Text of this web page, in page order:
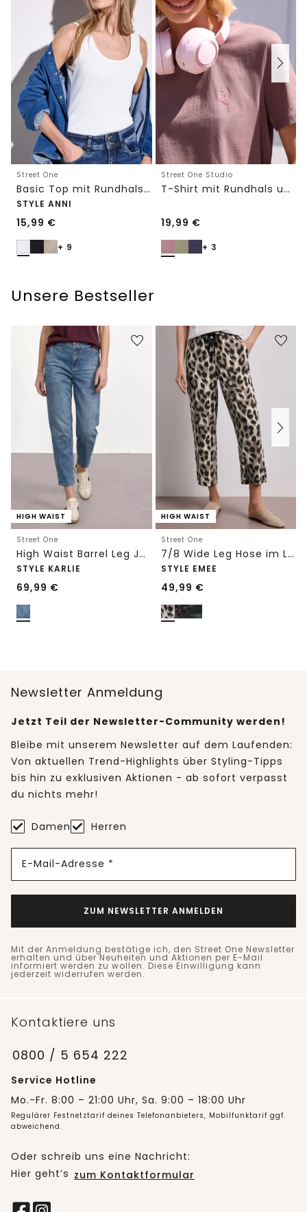
Street One
Basic Top mit Rundhals in Unifarbe
STYLE ANNI
15,99 €
+ 9
Street One Studio
T-Shirt mit Rundhals und Embroidery-Detail
19,99 €
+ 3
Unsere Bestseller
HIGH WAIST
Street One
High Waist Barrel Leg Jeans im Loose Fit
STYLE KARLIE
69,99 €
HIGH WAIST
Street One
7/8 Wide Leg Hose im Loose Fit mit Print
STYLE EMEE
49,99 €
Newsletter Anmeldung
Jetzt Teil der Newsletter-Community werden!
Bleibe mit unserem Newsletter auf dem Laufenden:
Von aktuellen Trend-Highlights über Styling-Tipps
bis hin zu exklusiven Aktionen - ab sofort verpasst
du nichts mehr!
Damen Herren
E-Mail-Adresse *
ZUM NEWSLETTER ANMELDEN
Mit der Anmeldung bestätige ich, den Street One Newsletter
erhalten und über Neuheiten und Aktionen per E-Mail
informiert werden zu wollen. Diese Einwilligung kann
jederzeit widerrufen werden.
Kontaktiere uns
0800 / 5 654 222
Service Hotline
Mo.-Fr. 8:00 – 21:00 Uhr, Sa. 9:00 – 18:00 Uhr
Regulärer Festnetztarif deines Telefonanbieters, Mobilfunktarif ggf.
abweichend.
Oder schreib uns eine Nachricht:
Hier geht’s zum Kontaktformular